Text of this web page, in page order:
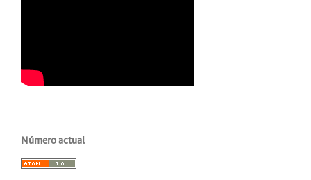
Número actual